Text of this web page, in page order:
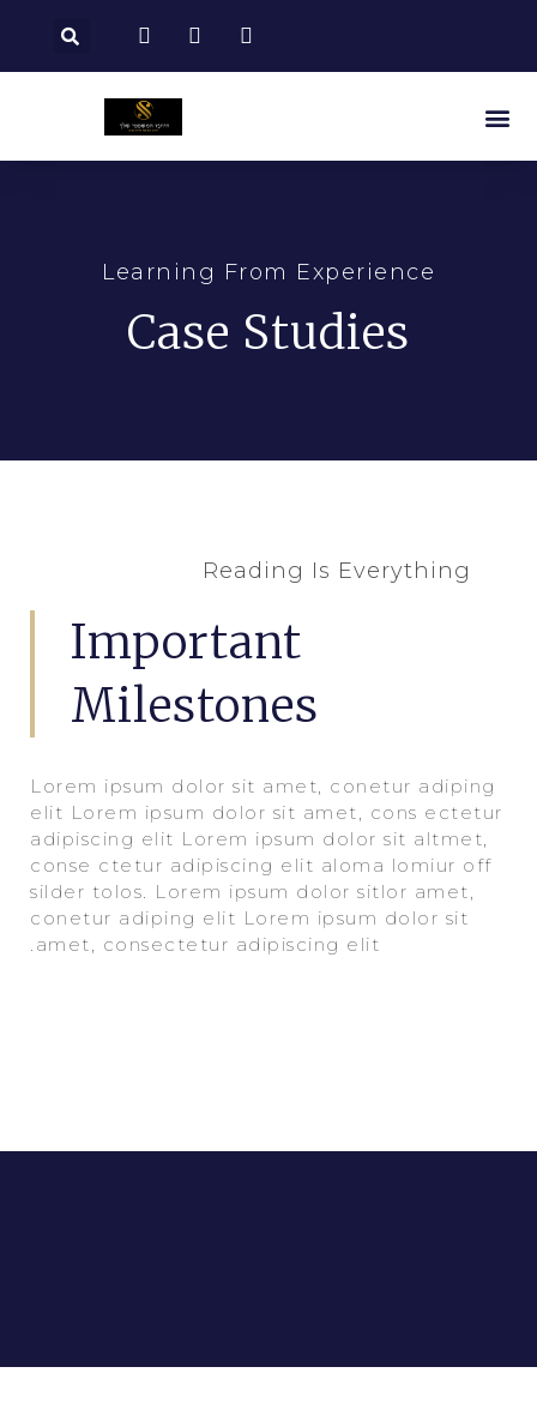
Learning From Experience
Case Studies
Reading Is Everything
Important
Milestones
Lorem ipsum dolor sit amet, conetur adiping
elit Lorem ipsum dolor sit amet, cons ectetur
adipiscing elit Lorem ipsum dolor sit altmet,
conse ctetur adipiscing elit aloma lomiur off
silder tolos. Lorem ipsum dolor sitlor amet,
conetur adiping elit Lorem ipsum dolor sit
amet, consectetur adipiscing elit.